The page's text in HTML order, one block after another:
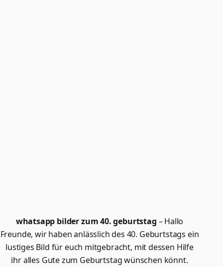
whatsapp bilder zum 40. geburtstag – Hallo
Freunde, wir haben anlässlich des 40. Geburtstags ein
lustiges Bild für euch mitgebracht, mit dessen Hilfe
ihr alles Gute zum Geburtstag wünschen könnt.